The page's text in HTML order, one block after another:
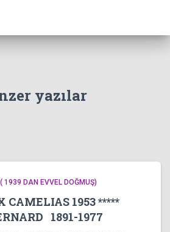
yazılar
1939 DAN EVVEL DOĞMUŞ)
CAMELIAS 1953 *****
1891-1977